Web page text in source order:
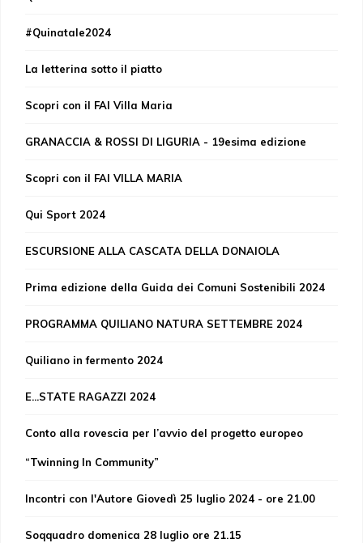
#Quinatale2024
La letterina sotto il piatto
Scopri con il FAI Villa Maria
GRANACCIA & ROSSI DI LIGURIA - 19esima edizione
Scopri con il FAI VILLA MARIA
Qui Sport 2024
ESCURSIONE ALLA CASCATA DELLA DONAIOLA
Prima edizione della Guida dei Comuni Sostenibili 2024
PROGRAMMA QUILIANO NATURA SETTEMBRE 2024
Quiliano in fermento 2024
E...STATE RAGAZZI 2024
Conto alla rovescia per l’avvio del progetto europeo
“Twinning In Community”
Incontri con l'Autore Giovedì 25 luglio 2024 - ore 21.00
Soqquadro domenica 28 luglio ore 21.15